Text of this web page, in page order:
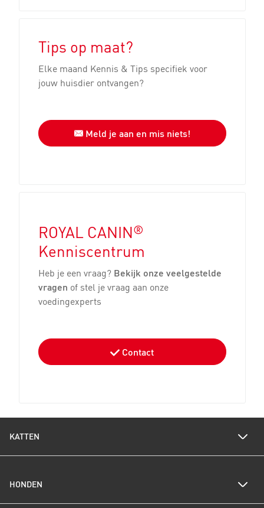
Tips op maat?
Elke maand Kennis & Tips specifiek voor
jouw huisdier ontvangen?
Meld je aan en mis niets!
ROYAL CANIN®
Kenniscentrum
Heb je een vraag? Bekijk onze veelgestelde
vragen of stel je vraag aan onze
voedingexperts
Contact
KATTEN
Een gezond gewicht voor je kat
HONDEN